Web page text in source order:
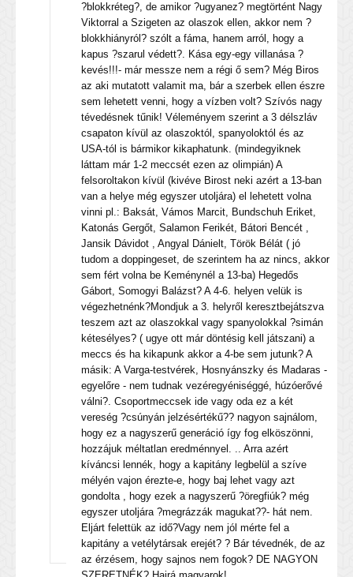
?blokkréteg?, de amikor ?ugyanez? megtörtént Nagy
Viktorral a Szigeten az olaszok ellen, akkor nem ?
blokkhiányról? szólt a fáma, hanem arról, hogy a
kapus ?szarul védett?. Kása egy-egy villanása ?
kevés!!!- már messze nem a régi ő sem? Még Biros
az aki mutatott valamit ma, bár a szerbek ellen észre
sem lehetett venni, hogy a vízben volt? Szívós nagy
tévedésnek tűnik! Véleményem szerint a 3 délszláv
csapaton kívül az olaszoktól, spanyoloktól és az
USA-tól is bármikor kikaphatunk. (mindegyiknek
láttam már 1-2 meccsét ezen az olimpián) A
felsoroltakon kívül (kivéve Birost neki azért a 13-ban
van a helye még egyszer utoljára) el lehetett volna
vinni pl.: Baksát, Vámos Marcit, Bundschuh Eriket,
Katonás Gergőt, Salamon Ferikét, Bátori Bencét ,
Jansik Dávidot , Angyal Dánielt, Török Bélát ( jó
tudom a doppingeset, de szerintem ha az nincs, akkor
sem fért volna be Keménynél a 13-ba) Hegedős
Gábort, Somogyi Balázst? A 4-6. helyen velük is
végezhetnénk?Mondjuk a 3. helyről keresztbejátszva
teszem azt az olaszokkal vagy spanyolokkal ?simán
kétesélyes? ( ugye ott már döntésig kell játszani) a
meccs és ha kikapunk akkor a 4-be sem jutunk? A
másik: A Varga-testvérek, Hosnyánszky és Madaras -
egyelőre - nem tudnak vezéregyéniséggé, húzóerővé
válni?. Csoportmeccsek ide vagy oda ez a két
vereség ?csúnyán jelzésértékű?? nagyon sajnálom,
hogy ez a nagyszerű generáció így fog elköszönni,
hozzájuk méltatlan eredménnyel. .. Arra azért
kíváncsi lennék, hogy a kapitány legbelül a szíve
mélyén vajon érezte-e, hogy baj lehet vagy azt
gondolta , hogy ezek a nagyszerű ?öregfiúk? még
egyszer utoljára ?megrázzák magukat??- hát nem.
Eljárt felettük az idő?Vagy nem jól mérte fel a
kapitány a vetélytársak erejét? ? Bár tévednék, de az
az érzésem, hogy sajnos nem fogok? DE NAGYON